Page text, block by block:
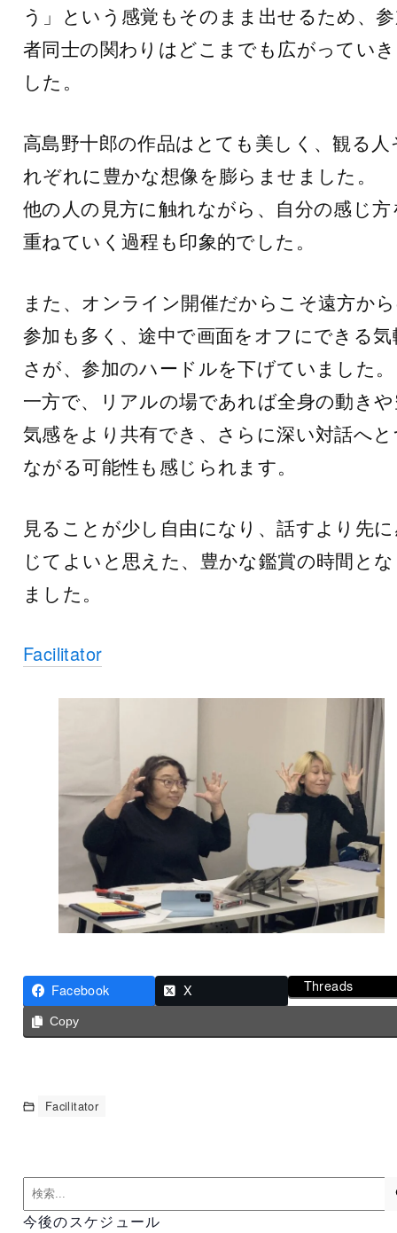
う」という感覚もそのまま出せるため、
者同士の関わりはどこまでも広がってい
した。
高島野十郎の作品はとても美しく、観る人
れぞれに豊かな想像を膨らませました。
他の人の見方に触れながら、自分の感じ方
重ねていく過程も印象的でした。
また、オンライン開催だからこそ遠方か
参加も多く、途中で画面をオフにできる気
さが、参加のハードルを下げていました。
一方で、リアルの場であれば全身の動き
気感をより共有でき、さらに深い対話へ
ながる可能性も感じられます。
見ることが少し自由になり、話すより先
じてよいと思えた、豊かな鑑賞の時間と
ました。
Facilitator
Facebook X Threads
Copy
Facilitator
今後のスケジュール